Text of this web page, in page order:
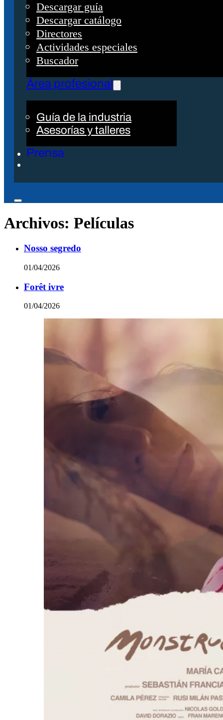
Descargar guía
Descargar catálogo
Directores
Actividades especiales
Buscador
Área profesional
Guía de la industria
Asesorías y talleres
Prensa
Archivos: Películas
Nosso segredo
01/04/2026
Forêt ivre
01/04/2026